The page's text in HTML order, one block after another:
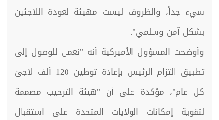
سيء جداً، والظروف ليست مهيئة لعودة اللاجئين
بشكل آمن وسلمي".
وأوضحت المسؤول الأميركية أنه "نعمل للوصول إلى
تطبيق التزام الرئيس بإعادة توطين 120 ألف لاجئ
كل عام"، مؤكدة على أن "هيئة الترحيب مصممة
لتقوية إمكانات الولايات المتحدة على استقبال